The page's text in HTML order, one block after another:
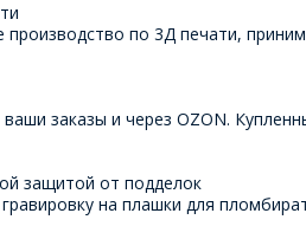
по 3Д печати,
заказы и через OZON.
защитой от подделок
на плашки для